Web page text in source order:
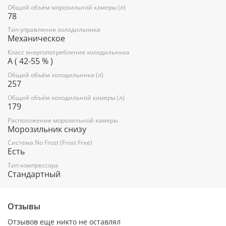
Перенавешиваемые двери
положение дверей для обеспечения максимального
удобства и эффективности использования холодильника
независимо от планировки помещения.
Регулируемые дверные полки
За счет возможности регулирования высоты полок
достигается наиболее эффективное использование
пространства холодильника.
FreshSpace
Общий объём морозильной камеры (л)
78
Тип управления холодильника
Механическое
Класс энергопотребления холодильника
A ( 42-55 % )
Общий объём холодильника (л)
257
Общий объём холодильной камеры (л)
179
Расположение морозильной камеры
Морозильник снизу
Система No Frost (Frost Free)
Есть
Тип компрессора
Стандартный
Отзывы
Отзывов еще никто не оставлял